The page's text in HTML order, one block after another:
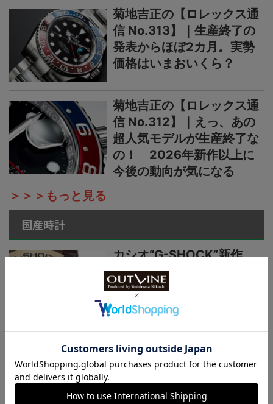
菊地吉正の【ロレックス通
信 No.313】｜生産終了の
発表からほぼ2カ月。実勢
価格はいまおいくら？
菊地吉正の【ロレックス通
信 No.312】｜えっ、あの
超人気モデルが生産終了な
の！ 2026年新作以上に
今後の動向が気になる
＞＞＞もっと見る
国産時計
カシオ“G-SHOCK”新作
【“ライトイエローゴールド
×ブラウン”で3機種】黄金
の地平線をテーマにし
た“MASTER OF G”ニュー
カラーシリーズ
国産時計“カシオ”プロトレ
の本格アウトドアウオッ